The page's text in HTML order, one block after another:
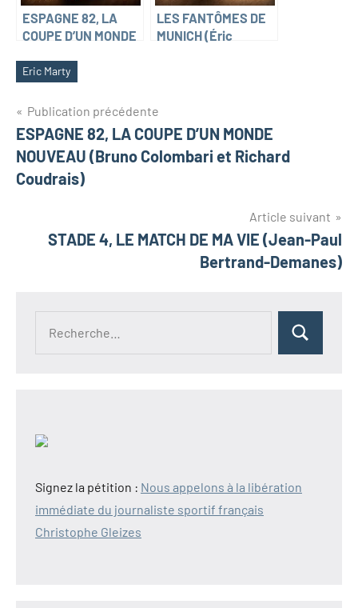
ESPAGNE 82, LA
COUPE D’UN MONDE
Colombari et
LES FANTÔMES DE
MUNICH (Éric
Eric Marty
Navigation
de
l’article
Publication précédente
ESPAGNE 82, LA COUPE D’UN MONDE
NOUVEAU (Bruno Colombari et Richard
Coudrais)
Article suivant
STADE 4, LE MATCH DE MA VIE (Jean-Paul
Bertrand-Demanes)
Rechercher
Signez la pétition : Nous appelons à la libération
immédiate du journaliste sportif français
Christophe Gleizes